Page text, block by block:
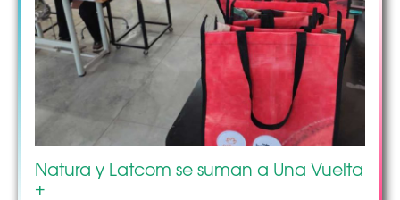
Natura y Latcom se suman a Una Vuelta
+